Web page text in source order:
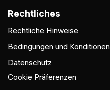
Rechtliches
Rechtliche Hinweise
Bedingungen und Konditionen
Datenschutz
Cookie Präferenzen